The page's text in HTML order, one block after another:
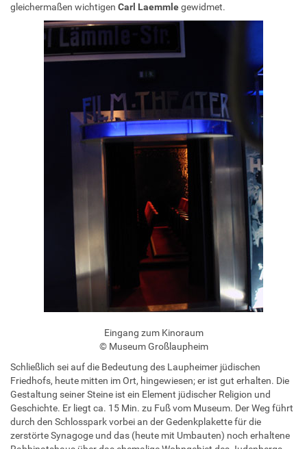
gleichermaßen wichtigen Carl Laemmlegewidmet.
Eingang zum Kinoraum
© Museum Großlaupheim
Schließlich sei auf die Bedeutung des Laupheimer jüdischen
Friedhofs, heute mitten im Ort, hingewiesen; er ist gut erhalten. Die
Gestaltung seiner Steine ist ein Element jüdischer Religion und
Geschichte. Er liegt ca. 15 Min. zu Fuß vom Museum. Der Weg führt
durch den Schlosspark vorbei an der Gedenkplakette für die
zerstörte Synagoge und das (heute mit Umbauten) noch erhaltene